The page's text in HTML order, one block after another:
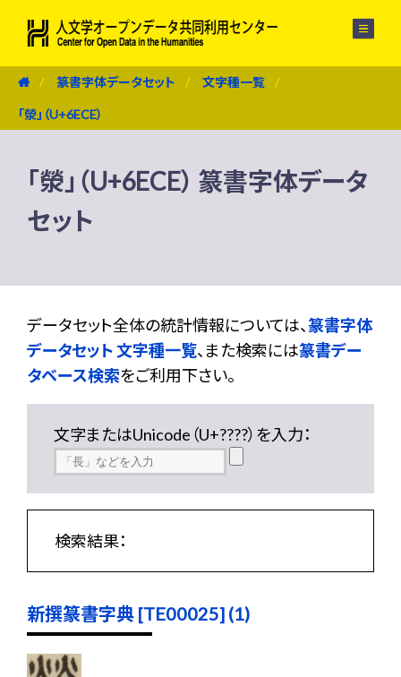
篆書字体データセット 文字種一覧
「滎」（U+6ECE）
「滎」（U+6ECE） 篆書字体データ
セット
データセット全体の統計情報については、篆書字体
データセット 文字種一覧、また検索には篆書デー
タベース検索をご利用下さい。
文字またはUnicode（U+????）を入力：
検索結果：
新撰篆書字典 [TE00025] (1)